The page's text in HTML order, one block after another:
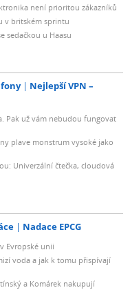
není prioritou zákazníků
v britském sprintu
sedačkou u Haasu
Nejlepší VPN –
Pak už vám nebudou fungovat
plave monstrum vysoké jako
Univerzální čtečka, cloudová
Nadace EPCG
Evropské unii
voda a jak k tomu přispívají
a Komárek nakupují